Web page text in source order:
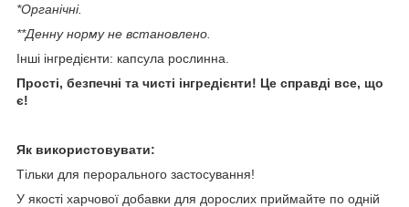
*Органічні.
**Денну норму не встановлено.
Інші інгредієнти: капсула рослинна.
Прості, безпечні та чисті інгредієнти! Це справді все, що
є!
Як використовувати:
Тільки для перорального застосування!
У якості харчової добавки для дорослих приймайте по одній